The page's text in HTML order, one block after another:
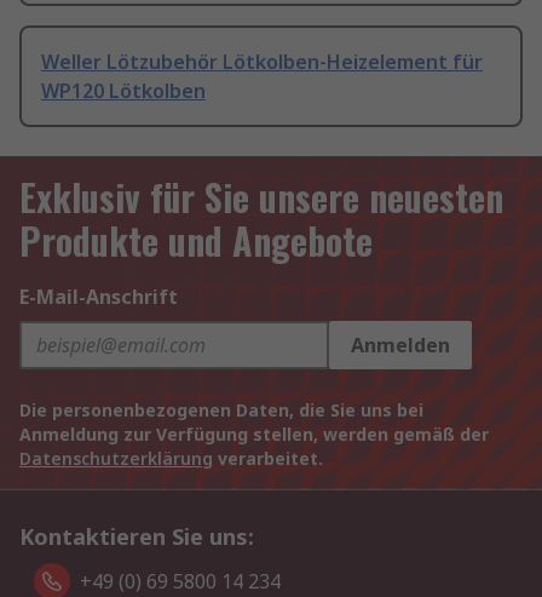
Weller Lötzubehör Lötkolben-Heizelement für
WP120 Lötkolben
Exklusiv für Sie unsere neuesten
Produkte und Angebote
E-Mail-Anschrift
Anmelden
Die personenbezogenen Daten, die Sie uns bei
Anmeldung zur Verfügung stellen, werden gemäß der
Datenschutzerklärung verarbeitet.
Kontaktieren Sie uns:
+49 (0) 69 5800 14 234